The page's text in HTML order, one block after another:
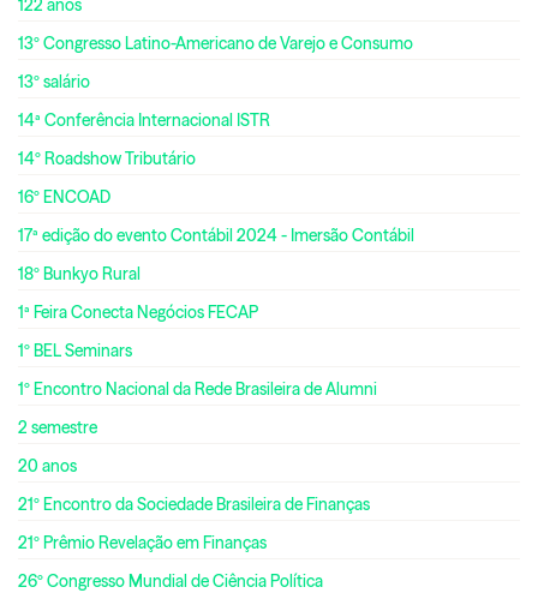
122 anos
13º Congresso Latino-Americano de Varejo e Consumo
13º salário
14ª Conferência Internacional ISTR
14º Roadshow Tributário
16º ENCOAD
17ª edição do evento Contábil 2024 - Imersão Contábil
18º Bunkyo Rural
1ª Feira Conecta Negócios FECAP
1º BEL Seminars
1º Encontro Nacional da Rede Brasileira de Alumni
2 semestre
20 anos
21º Encontro da Sociedade Brasileira de Finanças
21º Prêmio Revelação em Finanças
26º Congresso Mundial de Ciência Política